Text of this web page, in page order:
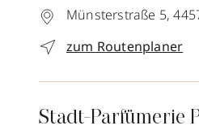
Münsterstraße 5,
zum Routenplaner
Stadt-Parfümerie